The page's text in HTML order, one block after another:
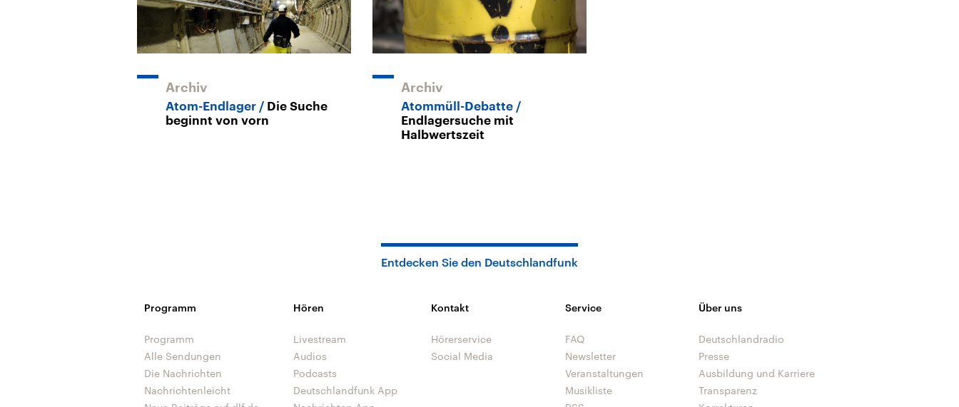
Archiv
Atom-Endlager
Die Suche
beginnt von vorn
Archiv
Atommüll-Debatte
Endlagersuche mit
Halbwertszeit
Entdecken Sie den Deutschlandfunk
Programm
Programm
Alle Sendungen
Die Nachrichten
Nachrichtenleicht
Hören
Livestream
Audios
Podcasts
Deutschlandfunk App
Kontakt
Hörerservice
Social Media
Service
FAQ
Newsletter
Veranstaltungen
Musikliste
Über uns
Deutschlandradio
Presse
Ausbildung und Karriere
Transparenz